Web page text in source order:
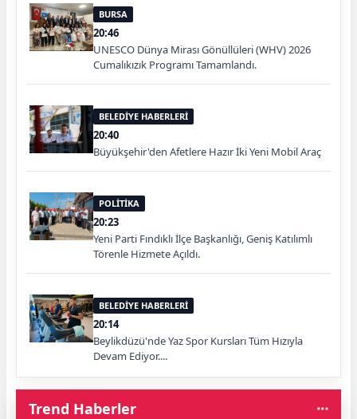
BURSA
20:46
UNESCO Dünya Mirası Gönüllüleri (WHV) 2026
Cumalıkızık Programı Tamamlandı.
BELEDİYE HABERLERİ
20:40
Büyükşehir'den Afetlere Hazır İki Yeni Mobil Araç
POLİTİKA
20:23
Yeni Parti Fındıklı İlçe Başkanlığı, Geniş Katılımlı
Törenle Hizmete Açıldı.
BELEDİYE HABERLERİ
20:14
Beylikdüzü'nde Yaz Spor Kursları Tüm Hızıyla
Devam Ediyor....
Trend Haberler